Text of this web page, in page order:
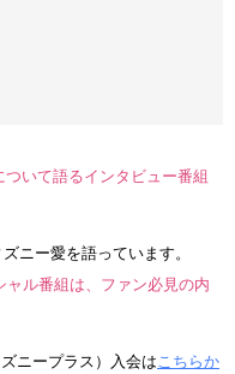
いて語るインタビュー番組
ニー愛を語っています。
ル番組は、ファン必見の内
ニープラス）入会はこちらか